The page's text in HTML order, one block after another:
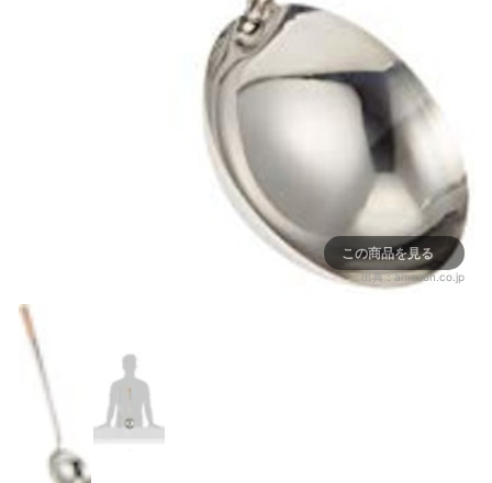
この商品を見る
出典：amazon.co.jp